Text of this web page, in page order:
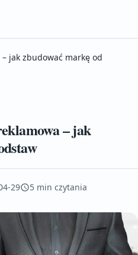
jak zbudować markę od
– jak
29 5 min czytania